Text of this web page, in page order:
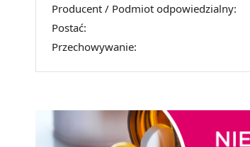
Producent / Podmiot odpowiedzialny:
Postać:
Przechowywanie: